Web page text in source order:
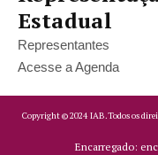
Estadual
Representantes
Acesse a Agenda
Copyright ©2024 IAB.Todos os
Encarregado: